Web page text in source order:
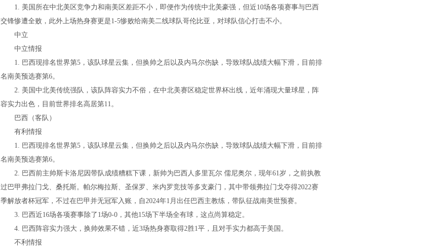
1. 美国所在中北美区竞争力和南美区差距不小，即便作为传统中北美豪强，但近10场各项赛事与巴西
交锋惨遭全败，此外上场热身赛更是1-5惨败给南美二线球队哥伦比亚，对球队信心打击不小。
中立
中立情报
1. 巴西现排名世界第5，该队球星云集，但换帅之后以及内马尔伤缺，导致球队战绩大幅下滑，目前排
名南美预选赛第6。
2. 美国中北美传统强队，该队阵容实力不俗，在中北美赛区稳定世界杯出线，近年涌现大量球星，阵
容实力出色，目前世界排名高居第11。
巴西（客队）
有利情报
1. 巴西现排名世界第5，该队球星云集，但换帅之后以及内马尔伤缺，导致球队战绩大幅下滑，目前排
名南美预选赛第6。
2. 巴西前主帅斯卡洛尼因带队成绩糟糕下课，新帅为巴西人多里瓦尔 儒尼奥尔，现年61岁，之前执教
过巴甲弗拉门戈、桑托斯。帕尔梅拉斯、圣保罗、米内罗竞技等多支豪门，其中带领弗拉门戈夺得2022赛
季解放者杯冠军，不过在巴甲并无冠军入账，自2024年1月出任巴西主教练，带队征战南美世预赛。
3. 巴西近16场各项赛事除了1场0-0，其他15场下半场全有球，这点尚算稳定。
4. 巴西阵容实力强大，换帅效果不错，近3场热身赛取得2胜1平，且对手实力都高于美国。
不利情报